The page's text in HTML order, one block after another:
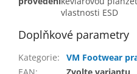
vlastnosti ESD
Doplňkové parametry
Kategorie:
VM Footwear